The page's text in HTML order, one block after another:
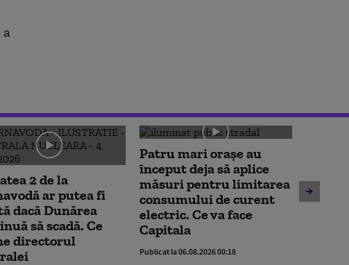
2 de la
ar putea fi
dacă Dunărea
să scadă. Ce
directorul
Patru mari orașe au
început deja să aplice
măsuri pentru limitarea
consumului de curent
electric. Ce va face
Capitala
Publicat la 06.08.2026 00:18